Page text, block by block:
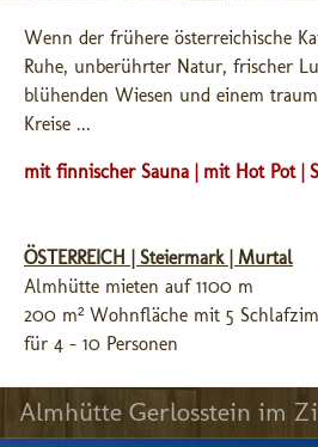
Wenn der frühere österreichische
Ruhe, unberührter Natur, frischer
blühenden Wiesen und einem
Kreise ...
mit finnischer Sauna | mit Hot Pot |
ÖSTERREICH | Steiermark | Murtal
Almhütte mieten auf 1100 m
200 m² Wohnfläche mit 5
für 4 - 10 Personen
Almhütte Gerlosstein im